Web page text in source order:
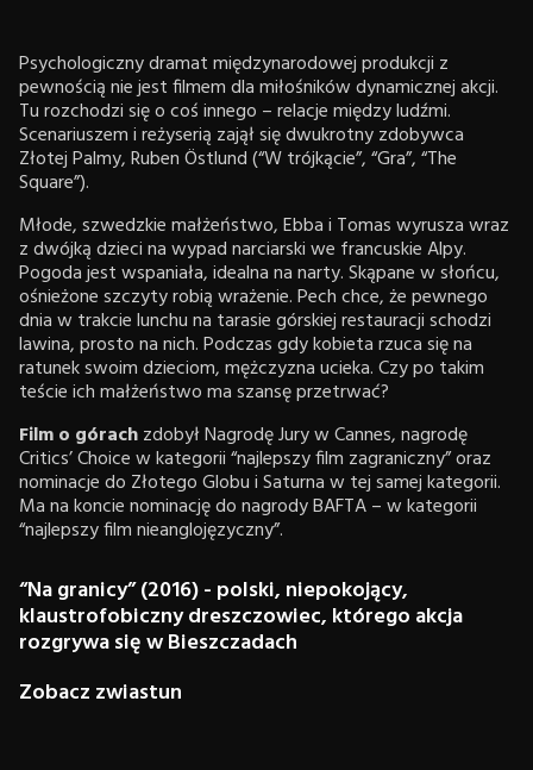
Psychologiczny dramat międzynarodowej produkcji z
pewnością nie jest filmem dla miłośników dynamicznej akcji.
Tu rozchodzi się o coś innego – relacje między ludźmi.
Scenariuszem i reżyserią zajął się dwukrotny zdobywca
Złotej Palmy, Ruben Östlund (“W trójkącie”, “Gra”, “The
Square”).
Młode, szwedzkie małżeństwo, Ebba i Tomas wyrusza wraz
z dwójką dzieci na wypad narciarski we francuskie Alpy.
Pogoda jest wspaniała, idealna na narty. Skąpane w słońcu,
ośnieżone szczyty robią wrażenie. Pech chce, że pewnego
dnia w trakcie lunchu na tarasie górskiej restauracji schodzi
lawina, prosto na nich. Podczas gdy kobieta rzuca się na
ratunek swoim dzieciom, mężczyzna ucieka. Czy po takim
teście ich małżeństwo ma szansę przetrwać?
Film o górachzdobył Nagrodę Jury w Cannes, nagrodę
Critics’ Choice w kategorii “najlepszy film zagraniczny” oraz
nominacje do Złotego Globu i Saturna w tej samej kategorii.
Ma na koncie nominację do nagrody BAFTA – w kategorii
“najlepszy film nieanglojęzyczny”.
“Na granicy” (2016) - polski, niepokojący,
klaustrofobiczny dreszczowiec, którego akcja
rozgrywa się w Bieszczadach
Zobacz zwiastun